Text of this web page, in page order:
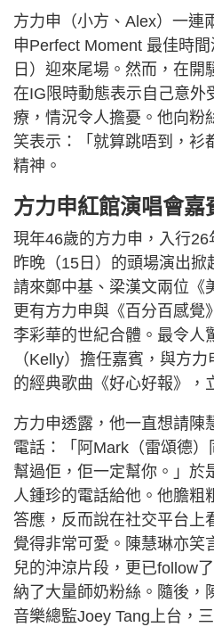
方力申（小方、Alex）一連
申Perfect Moment 最佳時
日）迎來尾場。然而，在開
在IG限時動態表示自己意外
療，情況令人擔憂。他向粉
笑表示：「就算跳唔到，衫
精神。
方力申紅館演唱會嘉
現年46歲的方力申，入行26
昨晚（15日）的頭場演出掀
請來鄭中基、梁漢文兩位《
更有方力申與《百分百感覺
李彩華的世紀合體。最令人
（Kelly）擔任嘉賓，與方
的經典歌曲《好心好報》，
方力申透露，他一直想請陳
電話：「阿Mark（雷頌德
幫過佢，佢一定幫你。」於
人鍾珍的電話給他。他膽粗
答應，反而說在社交平台上
覺得非常可愛。陳慧琳亦笑
兒的沖涼片段，更已follow
納了大量師奶粉絲。隨後，
音樂總監Joey Tang上台，